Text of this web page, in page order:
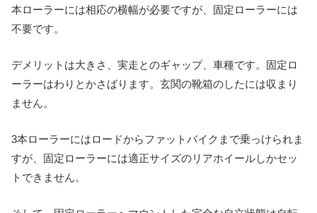
本ローラーには相応の横幅が必要ですが、固定ローラーには
不要です。
デメリットは大きさ、実走とのギャップ、車種です。固定ロ
ーラーはわりとかさばります。玄関の靴箱のしたには収まり
ません。
3本ローラーにはロードからファットバイクまで乗っけられま
すが、固定ローラーには適正サイズのリアホイールしかセッ
トできません。